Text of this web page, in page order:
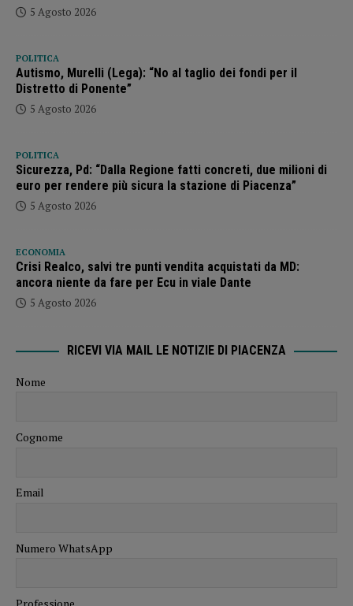
5 Agosto 2026
POLITICA
Autismo, Murelli (Lega): “No al taglio dei fondi per il
Distretto di Ponente”
5 Agosto 2026
POLITICA
Sicurezza, Pd: “Dalla Regione fatti concreti, due milioni di
euro per rendere più sicura la stazione di Piacenza”
5 Agosto 2026
ECONOMIA
Crisi Realco, salvi tre punti vendita acquistati da MD:
ancora niente da fare per Ecu in viale Dante
5 Agosto 2026
RICEVI VIA MAIL LE NOTIZIE DI PIACENZA
Nome
Cognome
Email
Numero WhatsApp